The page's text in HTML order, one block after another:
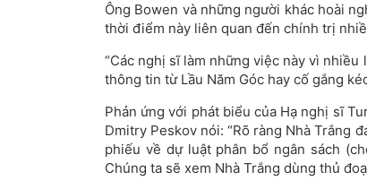
Ông Bowen và những người khác hoài
thời điểm này liên quan đến chính trị
“Các nghị sĩ làm những việc này vì
thông tin từ Lầu Năm Góc hay cố gắng
Phản ứng với phát biểu của Hạ nghị sĩ
Dmitry Peskov nói: “Rõ ràng Nhà Trắng
phiếu về dự luật phân bổ ngân sách
Chúng ta sẽ xem Nhà Trắng dùng thủ